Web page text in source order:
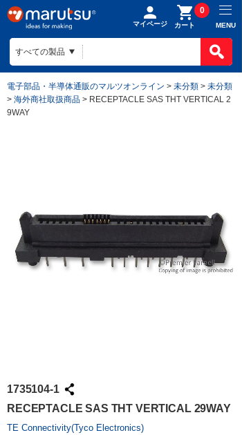
マイページ カート
0
MENU
電子部品・半導体通販のマルツオンライン > 未分類 > 未分類
> 海外商社取扱商品 > RECEPTACLE SAS THT VERTICAL 2
9WAY
1735104-1
RECEPTACLE SAS THT VERTICAL 29WAY
TE Connectivity(Tyco Electronics)